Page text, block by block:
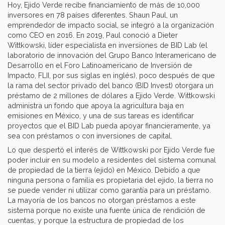
Hoy, Ejido Verde recibe financiamiento de más de 10,000
inversores en 78 países diferentes. Shaun Paul, un
emprendedor de impacto social, se integró a la organización
como CEO en 2016. En 2019, Paul conoció a Dieter
Wittkowski, líder especialista en inversiones de BID Lab (el
laboratorio de innovación del Grupo Banco Interamericano de
Desarrollo en el Foro Latinoamericano de Inversión de
Impacto, FLII, por sus siglas en inglés), poco después de que
la rama del sector privado del banco (BID Invest) otorgara un
préstamo de 2 millones de dólares a Ejido Verde. Wittkowski
administra un fondo que apoya la agricultura baja en
emisiones en México, y una de sus tareas es identificar
proyectos que el BID Lab pueda apoyar financieramente, ya
sea con préstamos o con inversiones de capital.
Lo que despertó el interés de Wittkowski por Ejido Verde fue
poder incluir en su modelo a residentes del sistema comunal
de propiedad de la tierra (ejido) en México. Debido a que
ninguna persona o familia es propietaria del ejido, la tierra no
se puede vender ni utilizar como garantía para un préstamo.
La mayoría de los bancos no otorgan préstamos a este
sistema porque no existe una fuente única de rendición de
cuentas, y porque la estructura de propiedad de los